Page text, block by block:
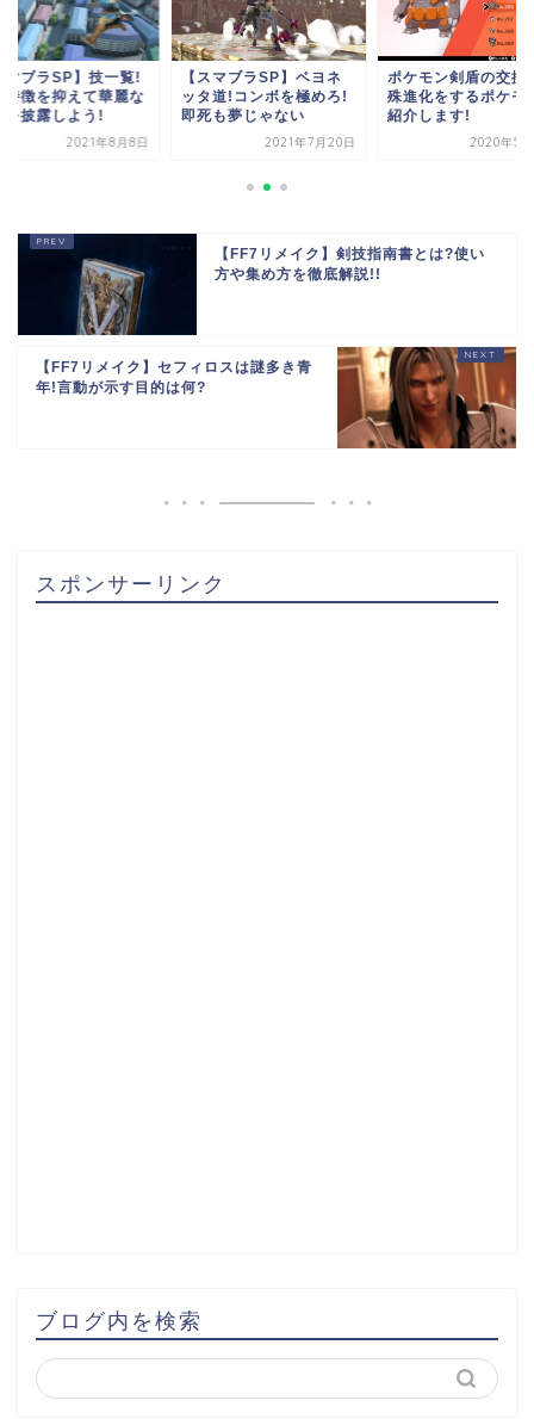
マブラSP】技一覧!
特徴を抑えて華麗な
を披露しよう!
2021年8月8日
【スマブラSP】ベヨネ
ッタ道!コンボを極めろ!
即死も夢じゃない
2021年7月20日
ポケモン剣盾の交換
殊進化をするポケモ
紹介します!
2020年5
【FF7リメイク】剣技指南書とは?使い
方や集め方を徹底解説!!
【FF7リメイク】セフィロスは謎多き青
年!言動が示す目的は何?
スポンサーリンク
ブログ内を検索